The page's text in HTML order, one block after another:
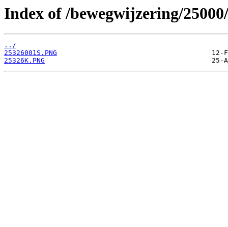
Index of /bewegwijzering/
../
25326001S.PNG
25326K.PNG